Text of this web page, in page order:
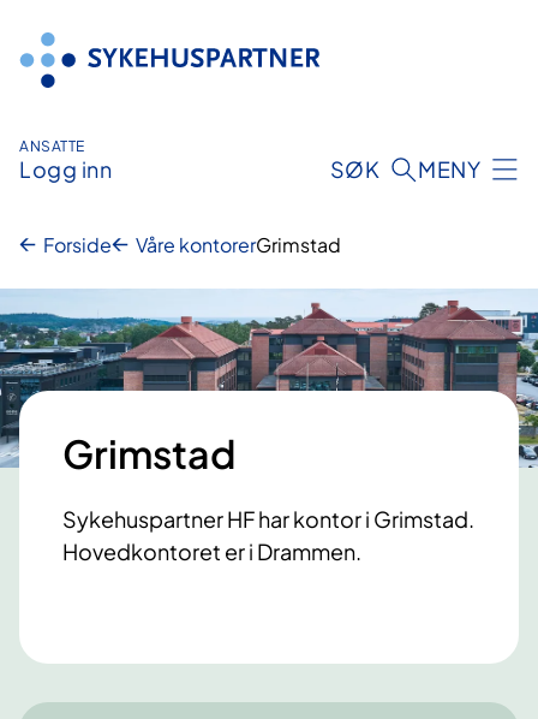
innhold
ANSATTE
Logg inn SØK MENY
Forside Våre kontorerGrimstad
Grimstad
Sykehuspartner HF har kontor i Grimstad.
Hovedkontoret er i Drammen.